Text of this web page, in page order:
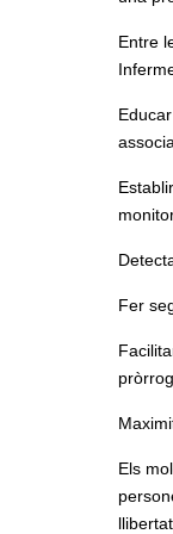
Entre
Fer
Els